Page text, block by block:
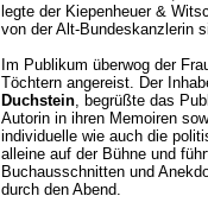
legte der Kiepenheuer &
von der Alt-Bundeskanzlerin
Im Publikum überwog der
Töchtern angereist. Der
Duchstein, begrüßte das
Autorin in ihren Memoiren
individuelle wie auch die
alleine auf der Bühne und
Buchausschnitten und
durch den Abend.